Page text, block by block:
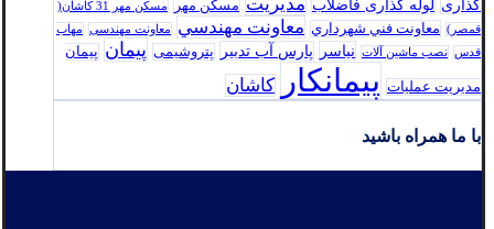
گذاری لوله گذاری فاضلاب مدیریت مسکن مهر
مسکن مهر 31 کاشان(
قمصر)
معاونت فني شهرداري معاونت مهندسي معاونت مهندسی
مهاب
قدس
نصب ماشین آلات نیاسر پارس‌ آب تدبير پتروشیمی پیمان پیمان
مدیریت عملیات پیمانکار کاشان
با ما همراه باشید